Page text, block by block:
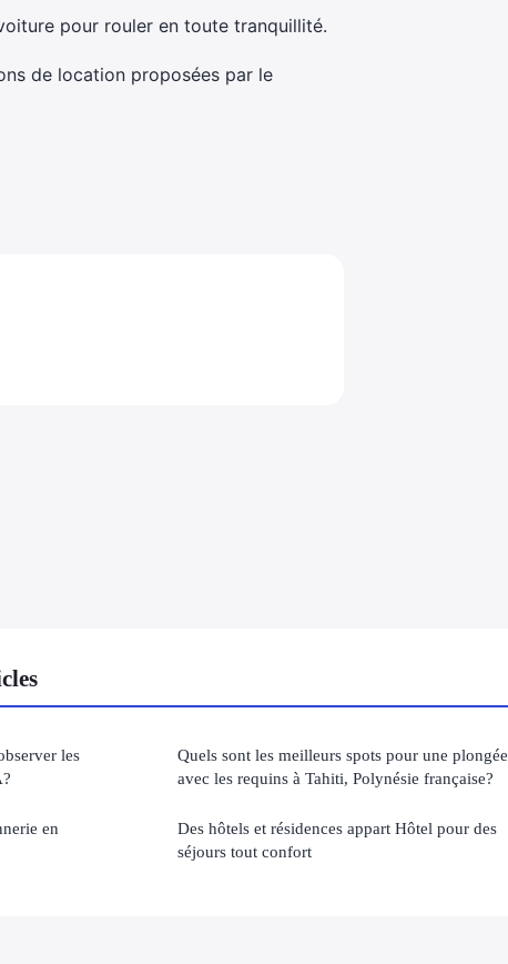
pour rouler en toute tranquillité.
de location proposées par le
les
en
Quels sont les meilleurs spots pour une plongée
avec les requins à Tahiti, Polynésie française?
Des hôtels et résidences appart Hôtel pour des
séjours tout confort